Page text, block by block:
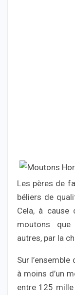
Les pères de
béliers de
Cela, à cause
moutons
autres, par la
Sur
à moins d’un
entre 125